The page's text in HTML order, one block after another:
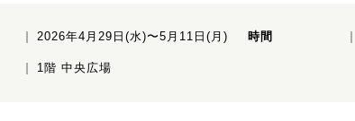
2026年4月29日(水)〜5月11日(月) 時間
1階 中央広場